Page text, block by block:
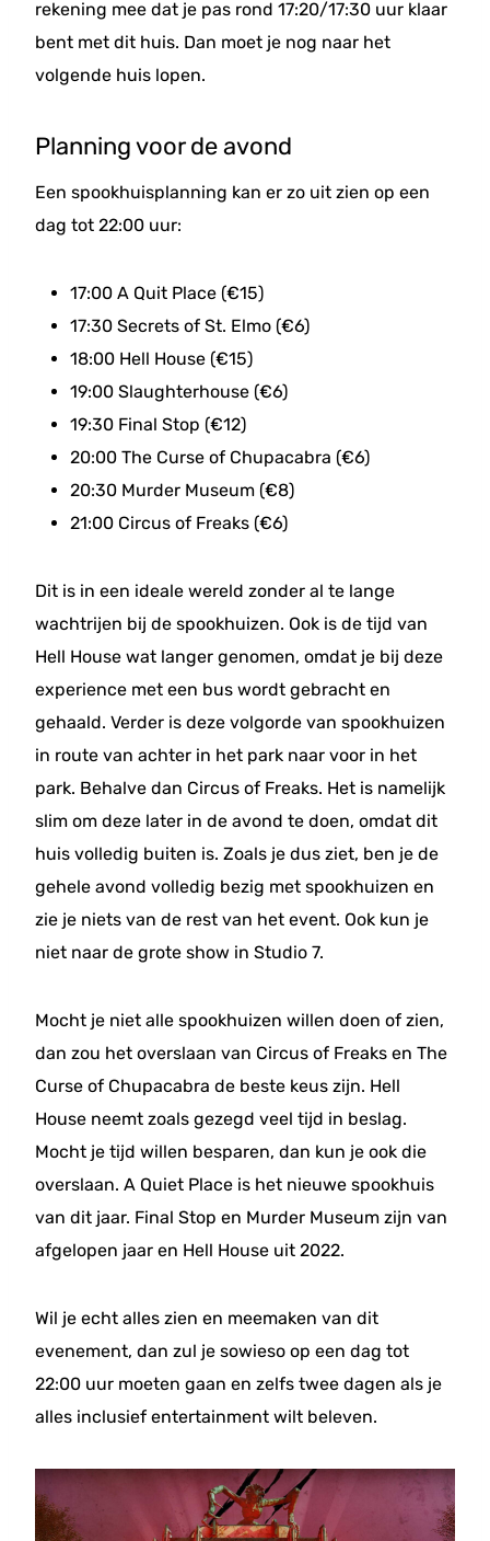
rekening mee dat je pas rond 17:20/17:30 uur klaar
bent met dit huis. Dan moet je nog naar het
volgende huis lopen.
Planning voor de avond
Een spookhuisplanning kan er zo uit zien op een
dag tot 22:00 uur:
17:00 A Quit Place (€15)
17:30 Secrets of St. Elmo (€6)
18:00 Hell House (€15)
19:00 Slaughterhouse (€6)
19:30 Final Stop (€12)
20:00 The Curse of Chupacabra (€6)
20:30 Murder Museum (€8)
21:00 Circus of Freaks (€6)
Dit is in een ideale wereld zonder al te lange
wachtrijen bij de spookhuizen. Ook is de tijd van
Hell House wat langer genomen, omdat je bij deze
experience met een bus wordt gebracht en
gehaald. Verder is deze volgorde van spookhuizen
in route van achter in het park naar voor in het
park. Behalve dan Circus of Freaks. Het is namelijk
slim om deze later in de avond te doen, omdat dit
huis volledig buiten is. Zoals je dus ziet, ben je de
gehele avond volledig bezig met spookhuizen en
zie je niets van de rest van het event. Ook kun je
niet naar de grote show in Studio 7.
Mocht je niet alle spookhuizen willen doen of zien,
dan zou het overslaan van Circus of Freaks en The
Curse of Chupacabra de beste keus zijn. Hell
House neemt zoals gezegd veel tijd in beslag.
Mocht je tijd willen besparen, dan kun je ook die
overslaan. A Quiet Place is het nieuwe spookhuis
van dit jaar. Final Stop en Murder Museum zijn van
afgelopen jaar en Hell House uit 2022.
Wil je echt alles zien en meemaken van dit
evenement, dan zul je sowieso op een dag tot
22:00 uur moeten gaan en zelfs twee dagen als je
alles inclusief entertainment wilt beleven.